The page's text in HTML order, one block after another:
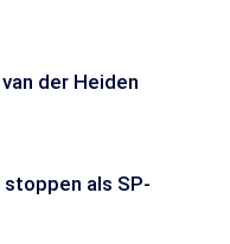
der Heiden
als SP-